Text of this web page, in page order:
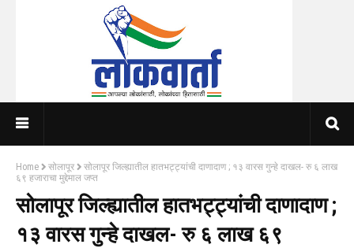
Home सोलापूर
सोलापूर जिल्ह्यातील हातभट्ट्यांची दाणादाण ; १३ वारस गुन्हे दाखल- रु ६ लाख
६९ हजाराचा मुद्देमाल जप्त
सोलापूर जिल्ह्यातील हातभट्ट्यांची दाणादाण ;
१३ वारस गुन्हे दाखल- रु ६ लाख ६९